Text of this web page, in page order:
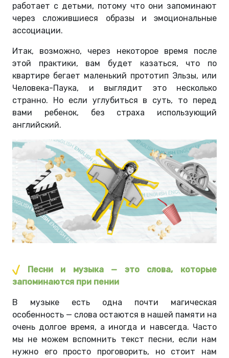
работает с детьми, потому что они запоминают
через сложившиеся образы и эмоциональные
ассоциации.
Итак, возможно, через некоторое время после
этой практики, вам будет казаться, что по
квартире бегает маленький прототип Эльзы, или
Человека-Паука, и выглядит это несколько
странно. Но если углубиться в суть, то перед
вами ребенок, без страха использующий
английский.
Песни и музыка — это слова, которые
запоминаются при пении
В музыке есть одна почти магическая
особенность — слова остаются в нашей памяти на
очень долгое время, а иногда и навсегда. Часто
мы не можем вспомнить текст песни, если нам
нужно его просто проговорить, но стоит нам